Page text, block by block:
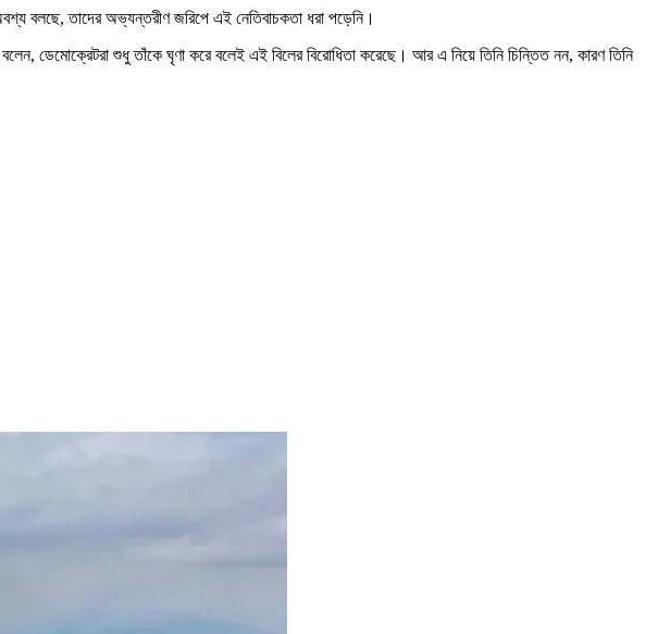
বলছে, তাদের অভ্যন্তরীণ জরিপে এই নেতিবাচকতা ধরা পড়েনি।
ডেমোক্রেটরা শুধু তাঁকে ঘৃণা করে বলেই এই বিলের বিরোধিতা করেছে। আর এ নিয়ে তিনি চিন্তিত নন, কারণ তিনি